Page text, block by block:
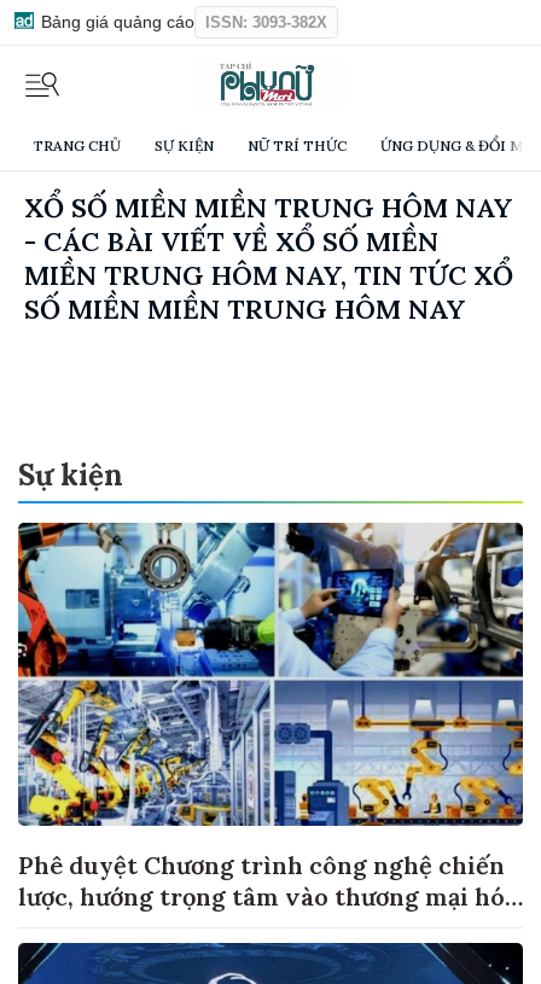
Bảng giá quảng cáo ISSN: 3093-382X
TRANG CHỦ SỰ KIỆN NỮ TRÍ THỨC ỨNG DỤNG & ĐỔI
XỔ SỐ MIỀN MIỀN TRUNG HÔM NAY
- CÁC BÀI VIẾT VỀ XỔ SỐ MIỀN
MIỀN TRUNG HÔM NAY, TIN TỨC XỔ
SỐ MIỀN MIỀN TRUNG HÔM NAY
Sự kiện
Phê duyệt Chương trình công nghệ chiến
lược, hướng trọng tâm vào thương mại hóa